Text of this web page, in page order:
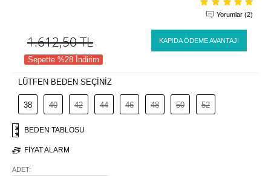
Yorumlar (2)
1.612,50TL KAPIDA ÖDEME AVANTAJI
Sepette %28 İndirim
LÜTFEN BEDEN SEÇİNİZ
38 40 42 44 46 48 50 52
BEDEN TABLOSU
FIYAT ALARM
ADET: